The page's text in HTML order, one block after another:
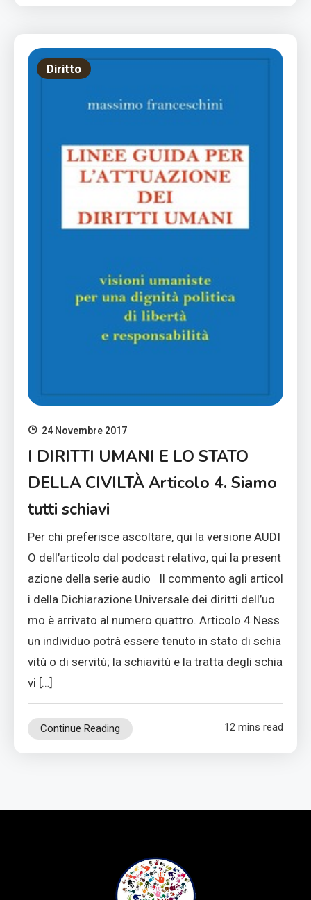
Diritto
24 Novembre 2017
I DIRITTI UMANI E LO STATO
DELLA CIVILTÀ Articolo 4. Siamo
tutti schiavi
Per chi preferisce ascoltare, qui la versione AUDI
O dell’articolo dal podcast relativo, qui la present
azione della serie audio Il commento agli articol
i della Dichiarazione Universale dei diritti dell’uo
mo è arrivato al numero quattro. Articolo 4 Ness
un individuo potrà essere tenuto in stato di schia
vitù o di servitù; la schiavitù e la tratta degli schia
vi […]
Continue Reading 12 mins read